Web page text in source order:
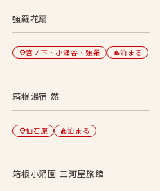
強羅花扇
location_on宮ノ下・小涌谷・強羅 category泊まる
箱根湯宿 然
location_on仙石原 category泊まる
箱根小涌園 三河屋旅館